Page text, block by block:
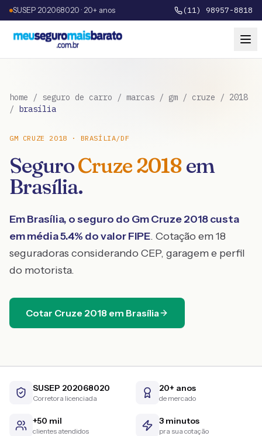
SUSEP 202068020 · 20+ anos (11) 98957-8818
home / seguro de carro / marcas / gm / cruze / 2018
/ brasília
GM CRUZE 2018 · BRASÍLIA/DF
SeguroCruze2018em
Brasília.
EmBrasília, o seguro do GmCruze2018custa
em média5.4% do valor FIPE. Cotação em 18
seguradoras considerando CEP, garagem e perfil
do motorista.
Cotar Cruze 2018 em Brasília
SUSEP 202068020
Corretora licenciada
20+ anos
de mercado
+50 mil
clientes atendidos
3 minutos
pra sua cotação